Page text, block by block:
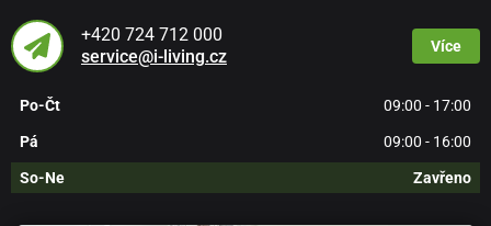
+420 724 712 000
service@i-living.cz
Více
Po-Čt 09:00 - 17:00
Pá 09:00 - 16:00
So-Ne Zavřeno